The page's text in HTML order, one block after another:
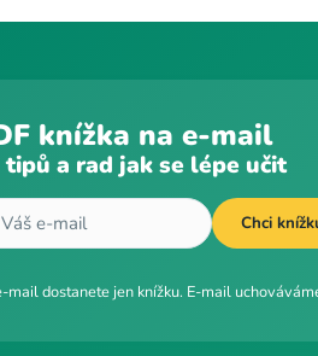
knížka na e-mail
tipů a rad jak se lépe učit
Chci
mail dostanete jen knížku. E-mail